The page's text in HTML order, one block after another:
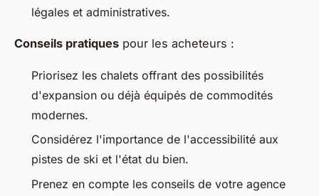
légales et administratives.
Conseils pratiques pour les acheteurs :
Priorisez les chalets offrant des possibilités
d'expansion ou déjà équipés de commodités
modernes.
Considérez l'importance de l'accessibilité aux
pistes de ski et l'état du bien.
Prenez en compte les conseils de votre agence